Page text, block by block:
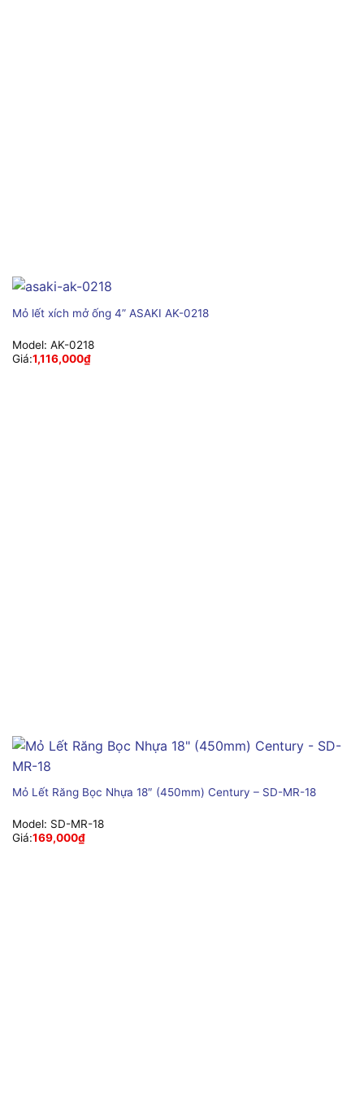
Mỏ lết xích mở ống 4” ASAKI AK-0218
Model: AK-0218
Giá:1,116,000₫
Mỏ Lết Răng Bọc Nhựa 18″ (450mm) Century – SD-MR-18
Model: SD-MR-18
Giá:169,000₫